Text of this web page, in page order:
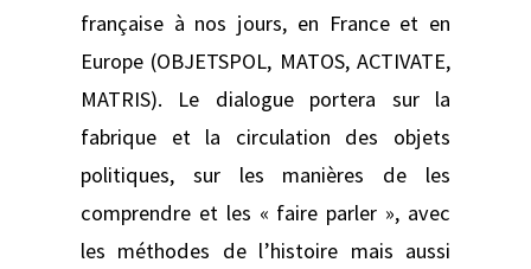
française à nos jours, en France et en
Europe (OBJETSPOL, MATOS, ACTIVATE,
MATRIS). Le dialogue portera sur la
fabrique et la circulation des objets
politiques, sur les manières de les
comprendre et les « faire parler », avec
les méthodes de l’histoire mais aussi